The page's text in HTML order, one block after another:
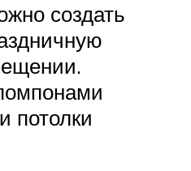
создать
потолки